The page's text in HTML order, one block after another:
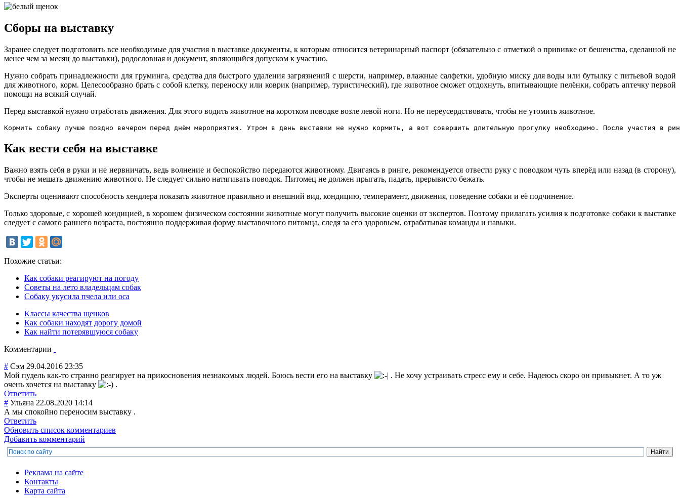
Сборы на выставку
Заранее следует подготовить все необходимые для участия в выставке документы, к которым относится ветеринарный паспорт (обязательно с отметкой о прививке от бешенства, сделанной не
менее чем за месяц до выставки), родословная и документ, являющийся допуском к участию.
Нужно собрать принадлежности для груминга, средства для быстрого удаления загрязнений с шерсти, например, влажные салфетки, удобную миску для воды или бутылку с питьевой водой
для животного, корм. Целесообразно брать с собой клетку, переноску или коврик (например, туристический), где животное сможет отдохнуть, впитывающие пелёнки, собрать аптечку первой
помощи на всякий случай.
Перед выставкой нужно отработать движения. Для этого водить животное на коротком поводке возле левой ноги. Но не переусердствовать, чтобы не утомить животное.
Кормить собаку лучше поздно вечером перед днём мероприятия. Утром в день выставки не нужно кормить, а вот совершить длительную прогулку необходимо. После участия в
Как вести себя на выставке
Важно взять себя в руки и не нервничать, ведь волнение и беспокойство передаются животному. Двигаясь в ринге, рекомендуется отвести руку с поводком чуть вперёд или назад (в сторону),
чтобы не мешать движению животного. Не следует сильно натягивать поводок. Питомец не должен прыгать, падать, прерывисто бежать.
Эксперты оценивают способность хендлера показать животное правильно и внешний вид, кондицию, темперамент, движения, поведение собаки и её подчинение.
Только здоровые, с хорошей кондицией, в хорошем физическом состоянии животные могут получить высокие оценки от экспертов. Поэтому прилагать усилия к подготовке собаки к выставке
следует с самого раннего возраста, постоянно поддерживая форму выставочного питомца, следя за его здоровьем, отрабатывая команды и навыки.
Похожие статьи:
Как собаки реагируют на погоду
Советы на лето владельцам собак
Собаку укусила пчела или оса
Классы качества щенков
Как собаки находят дорогу домой
Как найти потерявшуюся собаку
Комментарии
# Сэм 29.04.2016 23:35
Мой пудель как-то странно реагирует на прикосновения незнакомых людей. Боюсь вести его на выставку
. Не хочу устраивать стресс ему и себе. Надеюсь скоро он привыкнет. А то уж
очень хочется на выставку
.
Ответить
# Ульяна 22.08.2020 14:14
А мы спокойно переносим выставку .
Ответить
Обновить список комментариев
Добавить комментарий
Реклама на сайте
Контакты
Карта сайта